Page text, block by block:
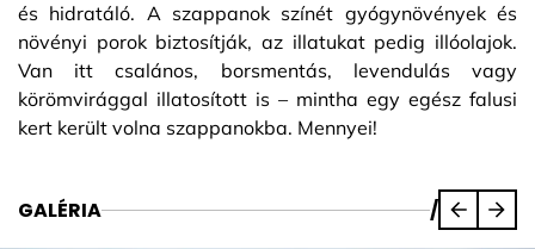
és hidratáló. A szappanok színét gyógynövények és
növényi porok biztosítják, az illatukat pedig illóolajok.
Van itt csalános, borsmentás, levendulás vagy
körömvirággal illatosított is – mintha egy egész falusi
kert került volna szappanokba. Mennyei!
GALÉRIA /